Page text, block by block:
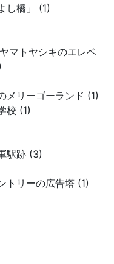
し橋」 (1)
マトヤシキのエレベ
メリーゴーランド (1)
校 (1)
駅跡 (3)
トリーの広告塔 (1)